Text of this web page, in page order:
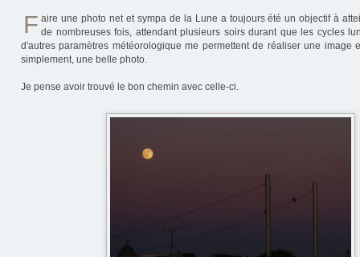
F aire une photo net et sympa de la Lune a toujours été un objectif à
de nombreuses fois, attendant plusieurs soirs durant que les cycles
d'autres paramètres météorologique me permettent de réaliser une image
simplement, une belle photo.
Je pense avoir trouvé le bon chemin avec celle-ci.